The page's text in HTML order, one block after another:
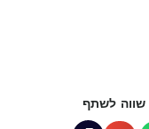
שווה לשתף